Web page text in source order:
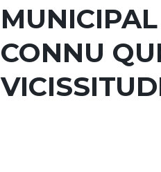
CONNU